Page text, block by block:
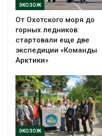
ЭКОЗОЖ
От Охотского моря до
горных ледников:
стартовали еще две
экспедиции «Команды
Арктики»
ЭКОЗОЖ